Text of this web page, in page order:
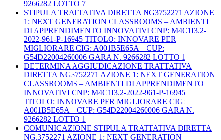
9266282 LOTTO 7
STIPULA TRATTATIVA DIRETTA NG3752271 AZIONE
1: NEXT GENERATION CLASSROOMS – AMBIENTI
DI APPRENDIMENTO INNOVATIVI CNP: M4C1I3.2-
2022-961-P-16945 TITOLO: INNOVARE PER
MIGLIORARE CIG: A001B5E65A – CUP:
G54D22004260006 GARA N. 9266282 LOTTO 1
DETERMINA AGGIUDICAZIONE TRATTATIVA
DIRETTA NG3752271 AZIONE 1: NEXT GENERATION
CLASSROOMS – AMBIENTI DI APPRENDIMENTO
INNOVATIVI CNP: M4C1I3.2-2022-961-P-16945
TITOLO: INNOVARE PER MIGLIORARE CIG:
A001B5E65A – CUP: G54D22004260006 GARA N.
9266282 LOTTO 1
COMUNICAZIONE STIPULA TRATTATIVA DIRETTA
NG.3752271 AZIONE 1: NEXT GENERATION